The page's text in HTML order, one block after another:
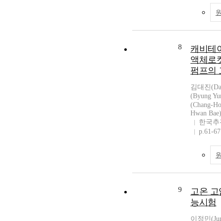
8
캐비테
액체로
펌프의
김대진
(Byung
(Chang-
Hwan Bae)
한국
p.61-67
9
고온
능시험
이정민